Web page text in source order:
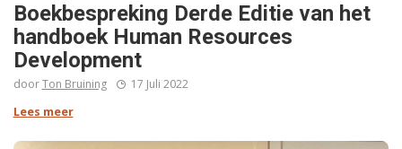
Boekbespreking Derde Editie van het
handboek Human Resources
Development
doorTon Bruining
17 Juli 2022
Lees meer